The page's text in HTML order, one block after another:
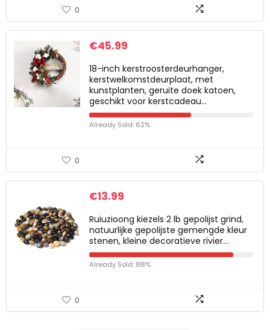
0
€45.99
18-inch kerstroosterdeurhanger,
kerstwelkomstdeurplaat, met
kunstplanten, geruite doek katoen,
geschikt voor kerstcadeau…
Already Sold: 62%
0
€13.99
Ruiuzioong kiezels 2 lb gepolijst grind,
natuurlijke gepolijste gemengde kleur
stenen, kleine decoratieve rivier…
Already Sold: 88%
0